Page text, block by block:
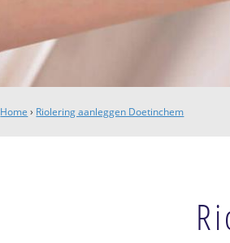
Home › Riolering aanleggen Doetinchem